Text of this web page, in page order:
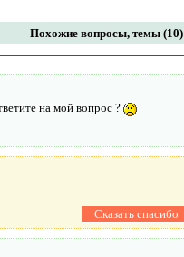
Похожие вопросы, темы (10)
на мой вопрос ?